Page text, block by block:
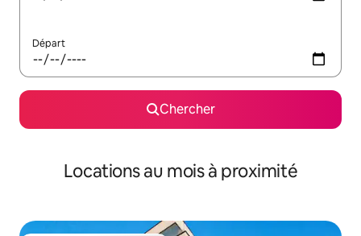
Départ
Chercher
Locations au mois à proximité